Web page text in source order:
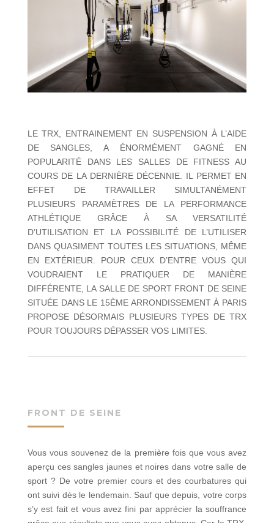
LE TRX, ENTRAINEMENT EN SUSPENSION À L’AIDE
DE SANGLES, A ÉNORMÉMENT GAGNÉ EN
POPULARITÉ DANS LES SALLES DE FITNESS AU
COURS DE LA DERNIÈRE DÉCENNIE. IL PERMET EN
EFFET DE TRAVAILLER SIMULTANÉMENT
PLUSIEURS PARAMÈTRES DE LA PERFORMANCE
ATHLÉTIQUE GRÂCE À SA VERSATILITÉ
D’UTILISATION ET LA POSSIBILITÉ DE L’UTILISER
DANS QUASIMENT TOUTES LES SITUATIONS, MÊME
EN EXTÉRIEUR. POUR CEUX D’ENTRE VOUS QUI
VOUDRAIENT LE PRATIQUER DE MANIÈRE
DIFFÉRENTE, LA SALLE DE SPORT FRONT DE SEINE
SITUÉE DANS LE 15ÈME ARRONDISSEMENT À PARIS
PROPOSE DÉSORMAIS PLUSIEURS TYPES DE TRX
POUR TOUJOURS DÉPASSER VOS LIMITES.
FRONT DE SEINE
Vous vous souvenez de la première fois que vous avez
aperçu ces sangles jaunes et noires dans votre salle de
sport ? De votre premier cours et des courbatures qui
ont suivi dès le lendemain. Sauf que depuis, votre corps
s’y est fait et vous avez fini par apprécier la souffrance